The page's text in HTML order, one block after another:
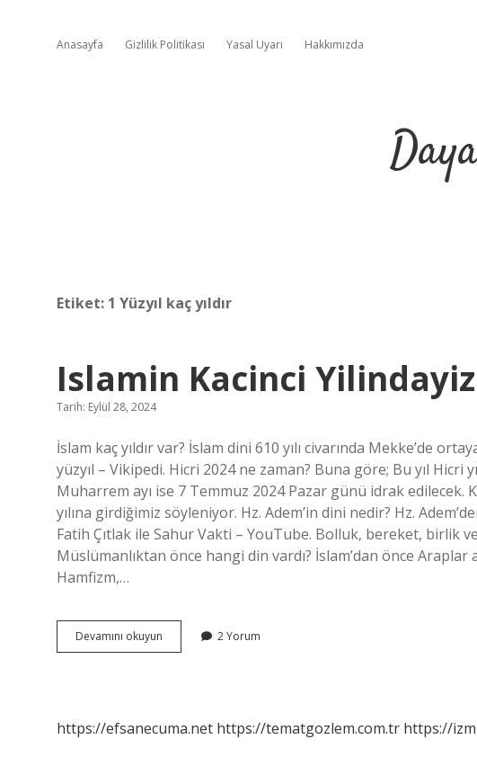
Anasayfa Gizlilik Politikası Yasal Uyarı Hakkımızda
Etiket: 1 Yüzyıl kaç yıldır
Islamin Kacinci Yilindayiz
Tarih: Eylül 28, 2024
İslam kaç yıldır var? İslam dini 610 yılı civarında Mekke’de
yüzyıl – Vikipedi. Hicri 2024 ne zaman? Buna göre; Bu yıl Hicri
Muharrem ayı ise 7 Temmuz 2024 Pazar günü idrak edilecek.
yılına girdiğimiz söyleniyor. Hz. Adem’in dini nedir? Hz.
Fatih Çıtlak ile Sahur Vakti – YouTube. Bolluk, bereket, birlik
Müslümanlıktan önce hangi din vardı? İslam’dan önce
Hamfizm,…
Devamını okuyun
Kacinci
2 Yorum
https://efsanecuma.net https://tematgozlem.com.tr https://